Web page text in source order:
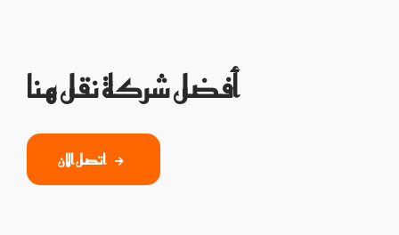
أفضل شركة نقل هنا
اتصل الان